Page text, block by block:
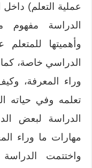
عملية التعلم)
الدراسة مفهوم
وأهميتها
الدراسي خاصة،
وراء المعرفة،
تعلمه وفي حياته
الدراسة لبعض
مهارات ما وراء
واختتمت